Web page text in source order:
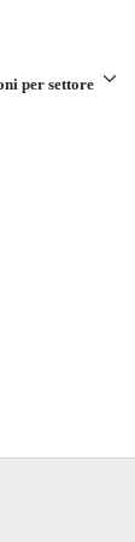
per settore